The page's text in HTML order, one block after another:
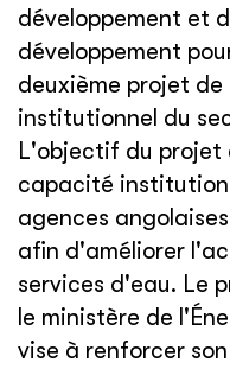
développement et
développement
deuxième projet
institutionnel du
L'objectif du projet
capacité
agences
afin d'améliorer
services d'eau. Le
le ministère de
vise à renforcer